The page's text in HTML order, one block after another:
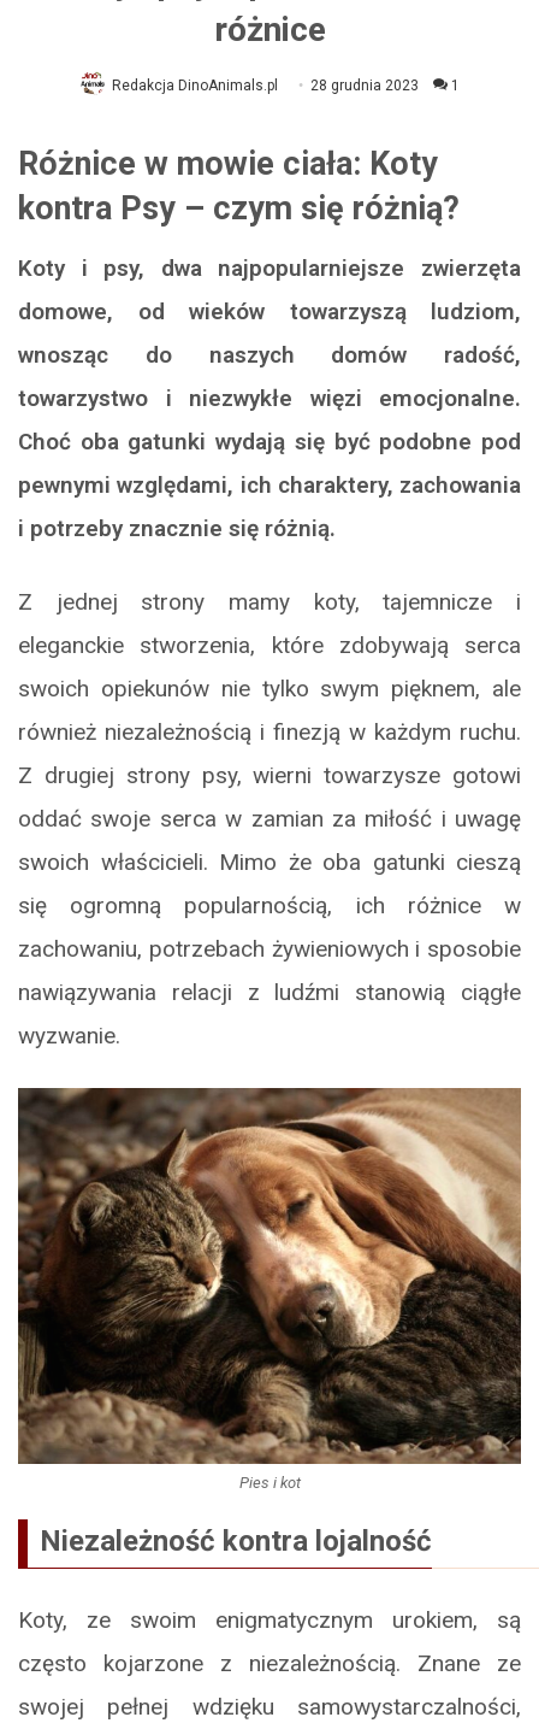
różnice
Redakcja DinoAnimals.pl 28 grudnia 2023 1
Różnice w mowie ciała: Koty
kontra Psy – czym się różnią?
Koty i psy, dwa najpopularniejsze zwierzęta
domowe, od wieków towarzyszą ludziom,
wnosząc do naszych domów radość,
towarzystwo i niezwykłe więzi emocjonalne.
Choć oba gatunki wydają się być podobne pod
pewnymi względami, ich charaktery, zachowania
i potrzeby znacznie się różnią.
Z jednej strony mamy koty, tajemnicze i
eleganckie stworzenia, które zdobywają serca
swoich opiekunów nie tylko swym pięknem, ale
również niezależnością i finezją w każdym ruchu.
Z drugiej strony psy, wierni towarzysze gotowi
oddać swoje serca w zamian za miłość i uwagę
swoich właścicieli. Mimo że oba gatunki cieszą
się ogromną popularnością, ich różnice w
zachowaniu, potrzebach żywieniowych i sposobie
nawiązywania relacji z ludźmi stanowią ciągłe
wyzwanie.
Pies i kot
Niezależność kontra lojalność
Koty, ze swoim enigmatycznym urokiem, są
często kojarzone z niezależnością. Znane ze
swojej pełnej wdzięku samowystarczalności,